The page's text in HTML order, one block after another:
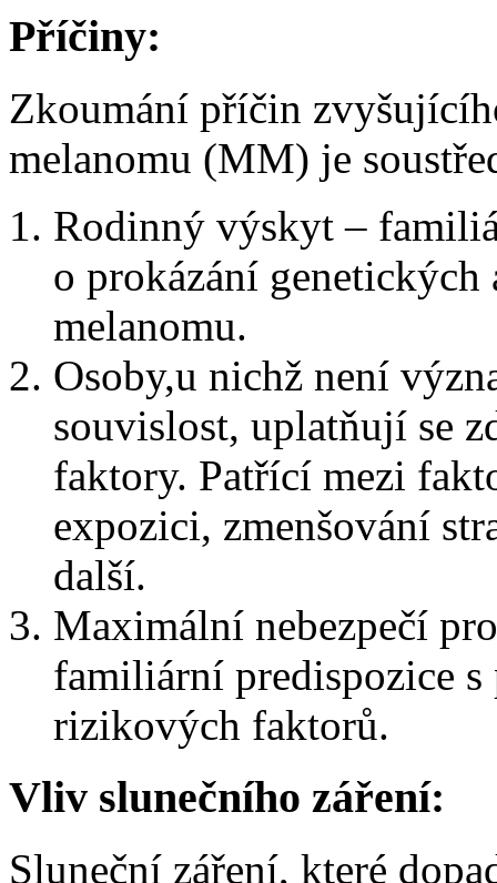
Příčiny:
Zkoumání příčin
melanomu (MM) je
Rodinný výskyt –
o prokázání
melanomu.
Osoby,u nichž není
souvislost, uplatňují se
faktory. Patřící mezi
expozici, zmenšování
další.
Maximální nebezpečí
familiární predispozice
rizikových faktorů.
Vliv slunečního záření:
Sluneční záření, které